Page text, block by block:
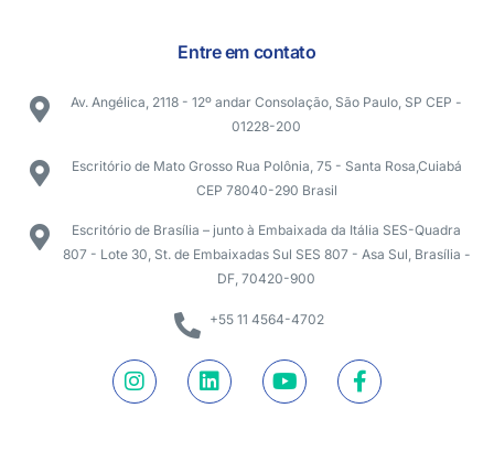
Entre em contato
Av. Angélica, 2118 - 12º andar Consolação, São Paulo, SP CEP -
01228-200
Escritório de Mato Grosso Rua Polônia, 75 - Santa Rosa,Cuiabá
CEP 78040-290 Brasil
Escritório de Brasília – junto à Embaixada da Itália SES-Quadra
807 - Lote 30, St. de Embaixadas Sul SES 807 - Asa Sul, Brasília -
DF, 70420-900
+55 11 4564-4702